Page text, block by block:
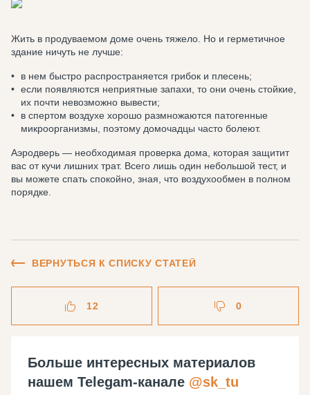
Жить в продуваемом доме очень тяжело. Но и герметичное
здание ничуть не лучше:
в нем быстро распространяется грибок и плесень;
если появляются неприятные запахи, то они очень стойкие,
их почти невозможно вывести;
в спертом воздухе хорошо размножаются патогенные
микроорганизмы, поэтому домочадцы часто болеют.
Аэродверь — необходимая проверка дома, которая защитит
вас от кучи лишних трат. Всего лишь один небольшой тест, и
вы можете спать спокойно, зная, что воздухообмен в полном
порядке.
ВЕРНУТЬСЯ К СПИСКУ СТАТЕЙ
12 0
Больше интересных материалов
нашем Telegam-канале @sk_tu